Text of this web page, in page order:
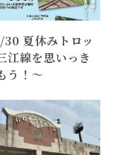
夏休みトロッ
江線を思いっき
う！～